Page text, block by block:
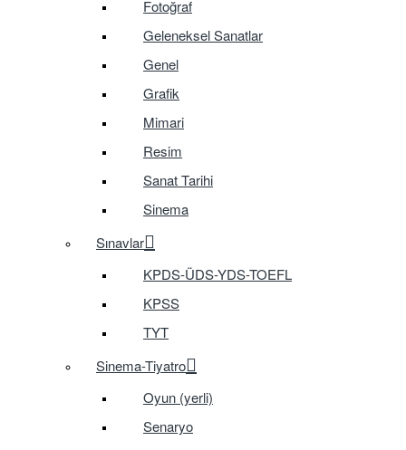
Fotoğraf
Geleneksel Sanatlar
Genel
Grafik
Mimari
Resim
Sanat Tarihi
Sinema
Sınavlar
KPDS-ÜDS-YDS-TOEFL
KPSS
TYT
Sinema-Tiyatro
Oyun (yerli)
Senaryo